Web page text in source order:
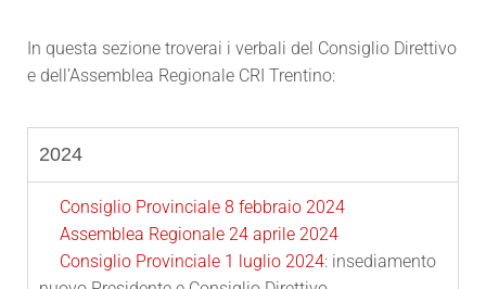
In questa sezione troverai i verbali del Consiglio Direttivo
e dell’Assemblea Regionale CRI Trentino:
2024
Consiglio Provinciale 8 febbraio 2024
Assemblea Regionale 24 aprile 2024
Consiglio Provinciale 1 luglio 2024: insediamento